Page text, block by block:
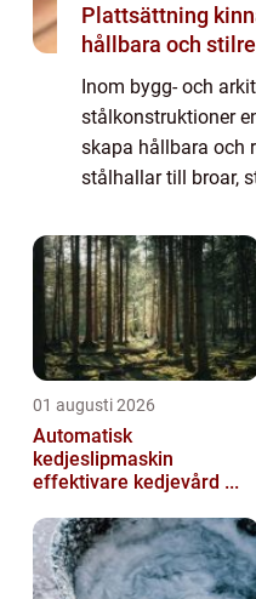
Plattsättning kinna så skapar
hållbara och
Inom bygg- och
stålkonstruktioner
skapa hållbara och
stålhallar till broar,
01 augusti 2026
Automatisk
kedjeslipmaskin
effektivare kedjevård ...